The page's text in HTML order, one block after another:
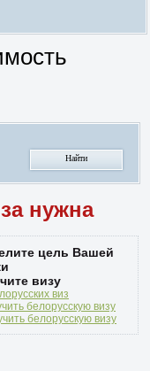
Кунья
нужна
цель Вашей
визу
виз
белорусскую визу
белорусскую визу